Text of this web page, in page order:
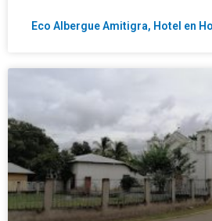
Eco Albergue Amitigra, Hotel en